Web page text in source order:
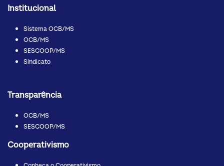
Institucional
Sistema OCB/MS
OCB/MS
SESCOOP/MS
Sindicato
Transparência
OCB/MS
SESCOOP/MS
Cooperativismo